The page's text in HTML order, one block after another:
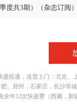
度共3期）（杂志订阅）
递投递，送货上门：北京
、郑州，石家庄，长沙等
全年12次快递费（西藏，